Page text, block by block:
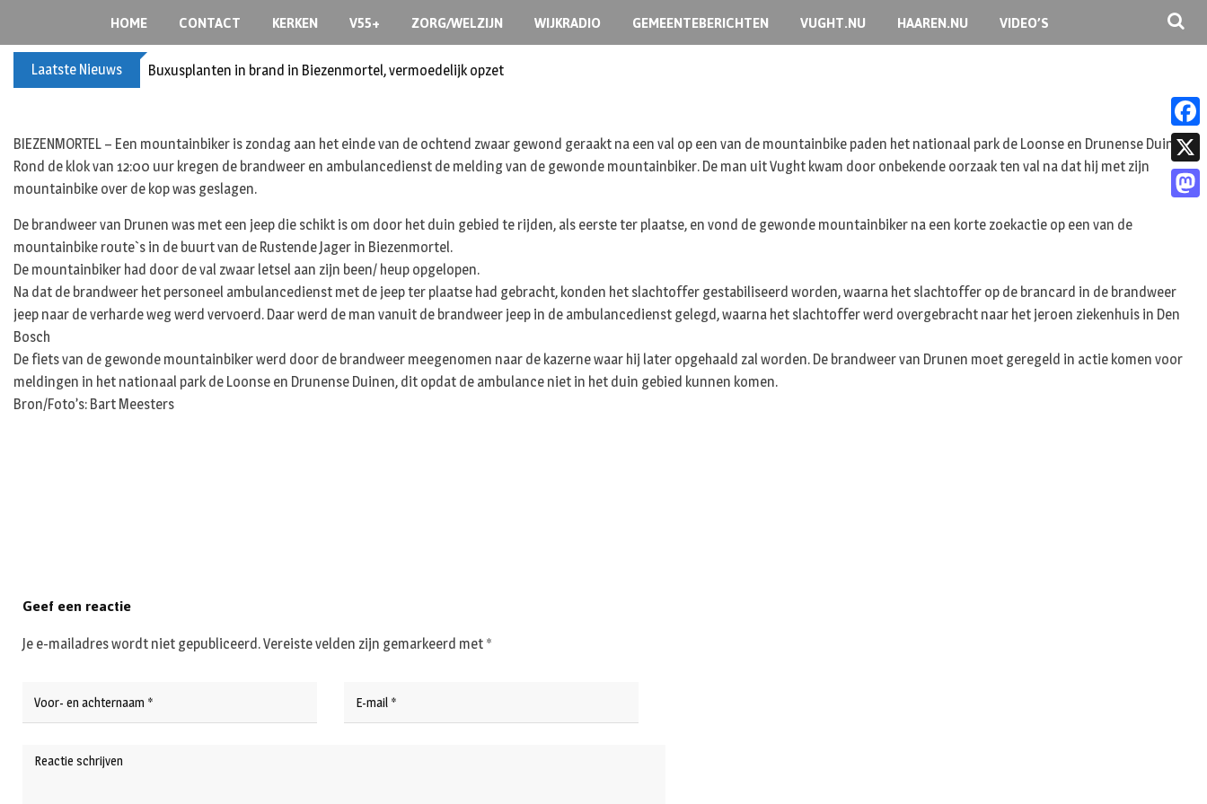
HOME CONTACT KERKEN V55+ ZORG/WELZIJN WIJKRADIO GEMEENTEBERICHTEN VUGHT.NU HAAREN.NU VIDEO’S
Laatste Nieuws Buxusplanten in brand in Biezenmortel, vermoedelijk opzet
BIEZENMORTEL – Een mountainbiker is zondag aan het einde van de ochtend zwaar gewond geraakt na een val op een van de mountainbike paden het nationaal park de Loonse en Drunense Duinen.
Rond de klok van 12:00 uur kregen de brandweer en ambulancedienst de melding van de gewonde mountainbiker. De man uit Vught kwam door onbekende oorzaak ten val na dat hij met zijn
mountainbike over de kop was geslagen.
De brandweer van Drunen was met een jeep die schikt is om door het duin gebied te rijden, als eerste ter plaatse, en vond de gewonde mountainbiker na een korte zoekactie op een van de
mountainbike route`s in de buurt van de Rustende Jager in Biezenmortel.
De mountainbiker had door de val zwaar letsel aan zijn been/ heup opgelopen.
Na dat de brandweer het personeel ambulancedienst met de jeep ter plaatse had gebracht, konden het slachtoffer gestabiliseerd worden, waarna het slachtoffer op de brancard in de brandweer
jeep naar de verharde weg werd vervoerd. Daar werd de man vanuit de brandweer jeep in de ambulancedienst gelegd, waarna het slachtoffer werd overgebracht naar het jeroen ziekenhuis in Den
Bosch
De fiets van de gewonde mountainbiker werd door de brandweer meegenomen naar de kazerne waar hij later opgehaald zal worden. De brandweer van Drunen moet geregeld in actie komen voor
meldingen in het nationaal park de Loonse en Drunense Duinen, dit opdat de ambulance niet in het duin gebied kunnen komen.
Bron/Foto’s: Bart Meesters
Geef een reactie
Je e-mailadres wordt niet gepubliceerd.Vereiste velden zijn gemarkeerd met *
F
a
c
o
X
t
d